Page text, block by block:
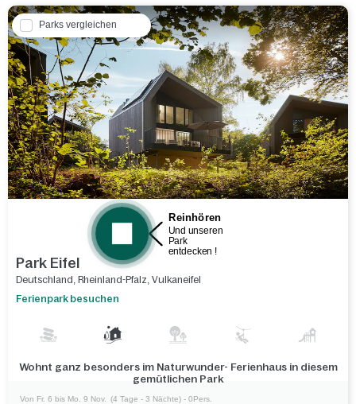
Parks vergleichen
Park Eifel
Deutschland Rheinland-Pfalz Vulkaneifel
Ferienpark besuchen
Wohnt ganz besonders im Naturwunder- Ferienhaus in diesem
gemütlichen Park
Von Fr. 6 bis Mo. 9 Nov. (4 Tage - 3 Nächte) - 0Pers.